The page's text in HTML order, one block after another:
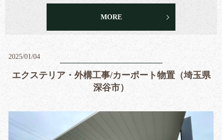
MORE
2025/01/04
エクステリア・外構工事/カーポート物置（埼玉県
深谷市）